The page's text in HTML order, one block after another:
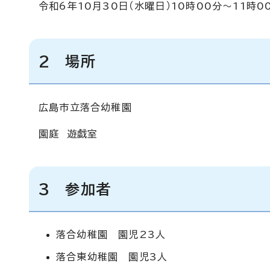
令和6年10月30日（水曜日）10時00分～11時
2 場所
広島市立落合幼稚園
園庭 遊戯室
3 参加者
落合幼稚園 園児23人
落合東幼稚園 園児3人